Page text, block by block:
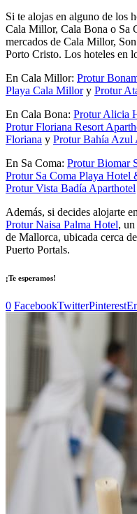
Si te alojas en alguno de los
Cala Millor, Cala Bona o Sa
mercados de Cala Millor,
Porto Cristo. Los hoteles en
En Cala Millor: Protur
Playa Cala Millory Protur
En Cala Bona: Protur Alicia
Protur Floriana Resort
Floriana y Protur Bahía Azul
En Sa Coma: Protur Biomar
Protur Sa Coma Playa Hotel
Protur Vista Badía Aparthotel
Además, si decides alojarte
Protur Naisa Palma Hotel,
de Mallorca, ubicada cerca
Puerto Portals.
¡Te esperamos!
0 FacebookTwitterPinterest